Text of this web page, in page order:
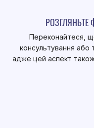
РОЗГЛЯНЬТЕ
Переконайтеся,
консультування або
адже цей аспект